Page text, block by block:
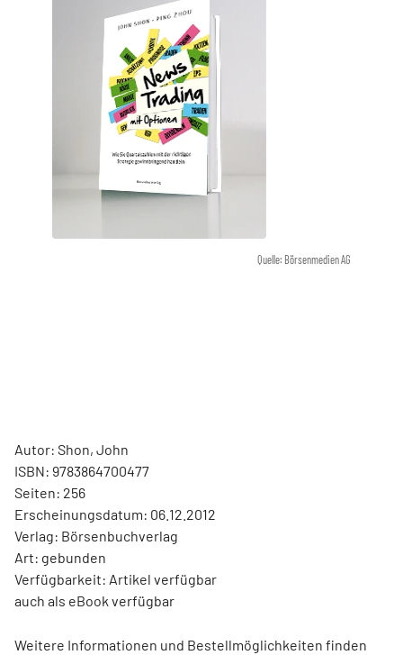
Quelle: Börsenmedien AG
Autor: Shon, John
ISBN: 9783864700477
Seiten: 256
Erscheinungsdatum: 06.12.2012
Verlag: Börsenbuchverlag
Art: gebunden
Verfügbarkeit: Artikel verfügbar
auch als eBook verfügbar
Weitere Informationen und Bestellmöglichkeiten finden